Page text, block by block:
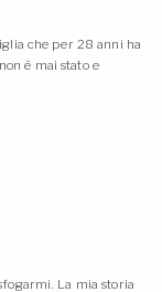
che per 28 anni ha
è mai stato e
La mia storia